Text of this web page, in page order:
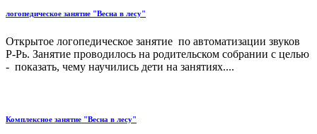
логопедическое занятие "Весна в лесу"
Открытое логопедическое занятие по автоматизации звуков
Р-Рь. Занятие проводилось на родительском собрании с целью
- показать, чему научились дети на занятиях....
Комплексное занятие "Весна в лесу"